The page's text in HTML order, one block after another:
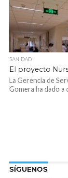
SANIDAD
El proyecto
La Gerencia de
Gomera ha dado
SÍGUENOS